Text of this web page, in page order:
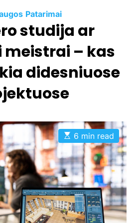
C
a
t
e
o
r
i
s
Patarimai
studija ar
– kas
didesniuose
E
s
i
m
a
t
e
d
r
e
6 min read